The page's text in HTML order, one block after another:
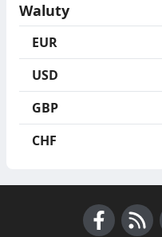
Waluty
EUR
USD
GBP
CHF